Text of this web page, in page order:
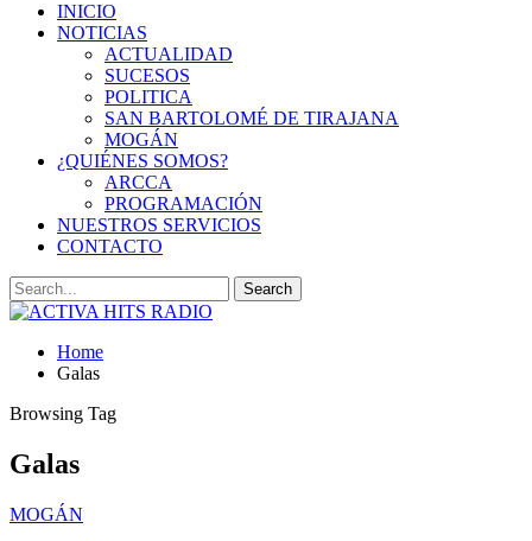
INICIO
NOTICIAS
ACTUALIDAD
SUCESOS
POLITICA
SAN BARTOLOMÉ DE TIRAJANA
MOGÁN
¿QUIÉNES SOMOS?
ARCCA
PROGRAMACIÓN
NUESTROS SERVICIOS
CONTACTO
Home
Galas
Browsing Tag
Galas
MOGÁN